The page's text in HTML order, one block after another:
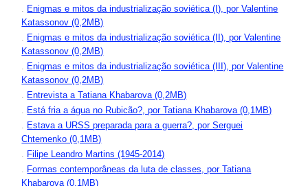
. Enigmas e mitos da industrialização soviética (I), por Valentine
Katassonov (0,2MB)
. Enigmas e mitos da industrialização soviética (II), por Valentine
Katassonov (0,2MB)
. Enigmas e mitos da industrialização soviética (III), por Valentine
Katassonov (0,2MB)
. Entrevista a Tatiana Khabarova (0,2MB)
. Está fria a água no Rubicão?, por Tatiana Khabarova (0,1MB)
. Estava a URSS preparada para a guerra?, por Serguei
Chtemenko (0,1MB)
. Filipe Leandro Martins (1945-2014)
. Formas contemporâneas da luta de classes, por Tatiana
Khabarova (0,1MB)